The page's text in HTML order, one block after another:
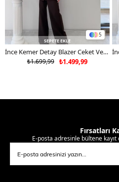
5
SEPETE EKLE
İnce Kemer Detay Blazer Ceket Ve Pantolonlu Kumaş Takım Acı Kahve 2067
₺1.499,99
₺1.699,99
Fırsatları
E-posta adresinle bültene kayıt